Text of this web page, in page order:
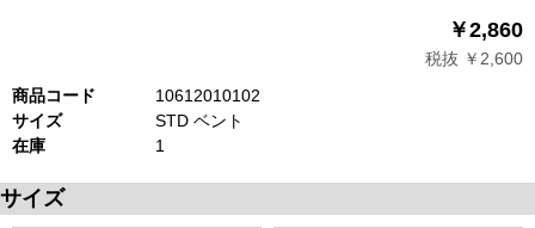
￥2,860
税抜 ￥2,600
商品コード
10612010102
サイズ
STD ベント
在庫
1
サイズ